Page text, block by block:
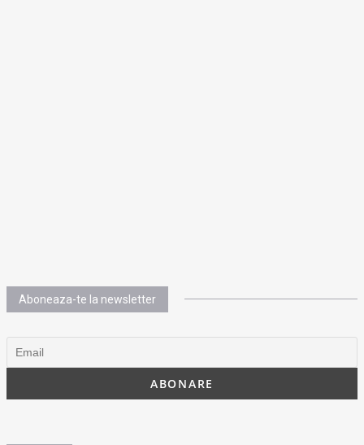
Aboneaza-te la newsletter